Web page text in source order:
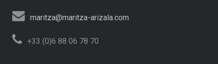
maritza@maritza-arizala.com
+33 (0)6 88 06 78 70